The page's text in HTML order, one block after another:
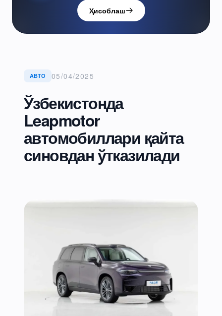
Ҳисоблаш
АВТО 05/04/2025
Ўзбекистонда
Leapmotor
автомобиллари қайта
синовдан ўтказилади